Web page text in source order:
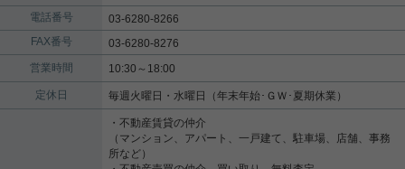
電話番号
03-6280-8266
FAX番号
03-6280-8276
営業時間
10:30～18:00
定休日 毎週火曜日・水曜日（年末年始･ＧＷ･夏期休業）
・不動産賃貸の仲介
（マンション、アパート、一戸建て、駐車場、店舗、事務
所など）